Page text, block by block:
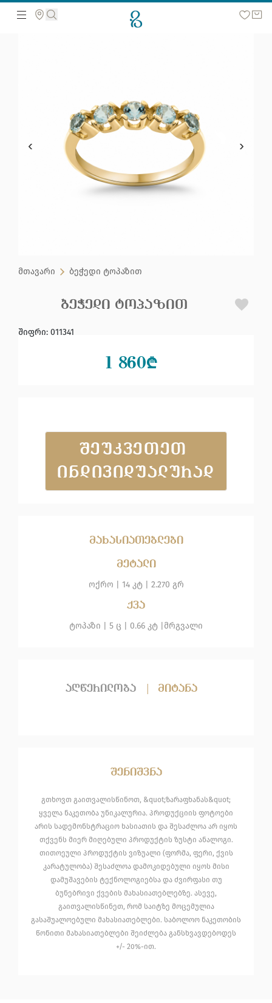
მთავარი ბეჭედი ტოპაზით
ᲑᲔᲭᲔᲓᲘ ᲢᲝᲞᲐᲖᲘᲗ
შიფრი: 011341
1 860₾
ᲨᲔᲣᲙᲕᲔᲗᲔᲗ
ᲘᲜᲓᲘᲕᲘᲓᲣᲐᲚᲣᲠᲐᲓ
მახასიათებლები
მეტალი
ოქრო 14 კტ | 2.270 გრ
ქვა
ტოპაზი | 5 ც | 0.66 კტ | მრგვალი
აღწერილობა | მიტანა
შენიშვნა
გთხოვთ გაითვალისწინოთ, &quot;ზარაფხანას&quot;
ყველა ნაკეთობა უნიკალურია. პროდუქციის ფოტოები
არის სადემონსტრაციო ხასიათის და შესაძლოა არ იყოს
თქვენს მიერ მიღებული პროდუქტის ზუსტი ანალოგი.
თითოეული პროდუქტის ვიზუალი (ფორმა, ფერი, ქვის
კარატულობა) შესაძლოა დამოკიდებული იყოს მისი
დამუშავების ტექნოლოგიებსა და ძვირფასი თუ
ბუნებრივი ქვების მახასიათებლებზე. ასევე,
გაითვალისწინეთ, რომ საიტზე მოცემულია
გასაშუალოებული მახასიათებლები. საბოლოო ნაკეთობის
წონითი მახასიათებლები შეიძლება განსხვავდებოდეს
+/- 20%-ით.